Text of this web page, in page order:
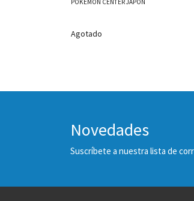
POKEMON CENTER JAPÓN
Agotado
Novedades
Suscríbete a nuestra lista de